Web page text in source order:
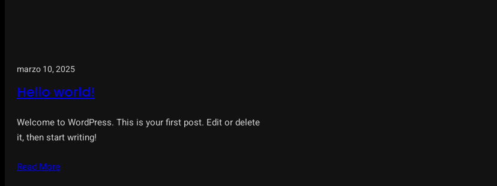
marzo 10, 2025
Hello world!
Welcome to WordPress. This is your first post. Edit or delete
it, then start writing!
Read More